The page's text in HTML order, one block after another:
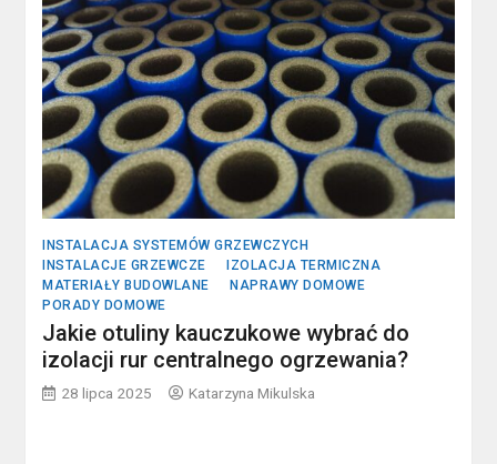
INSTALACJA SYSTEMÓW GRZEWCZYCH
INSTALACJE GRZEWCZE
IZOLACJA TERMICZNA
MATERIAŁY BUDOWLANE
NAPRAWY DOMOWE
PORADY DOMOWE
Jakie otuliny kauczukowe wybrać do
izolacji rur centralnego ogrzewania?
28 lipca 2025 Katarzyna Mikulska